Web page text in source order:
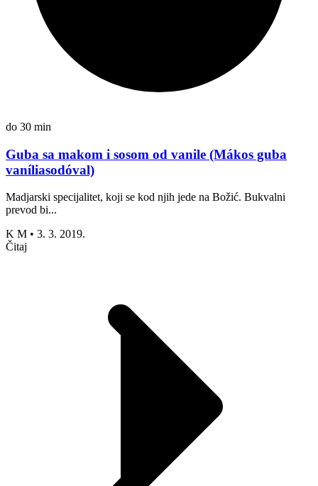
do 30 min
Guba sa makom i sosom od vanile (Mákos guba
vaníliasodóval)
Madjarski specijalitet, koji se kod njih jede na Božić. Bukvalni
prevod bi...
K M • 3. 3. 2019.
Čitaj